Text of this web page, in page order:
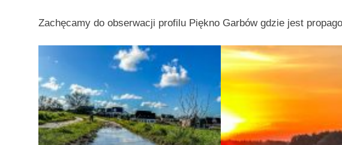
Zachęcamy do obserwacji profilu Piękno Garbów gdzie jest